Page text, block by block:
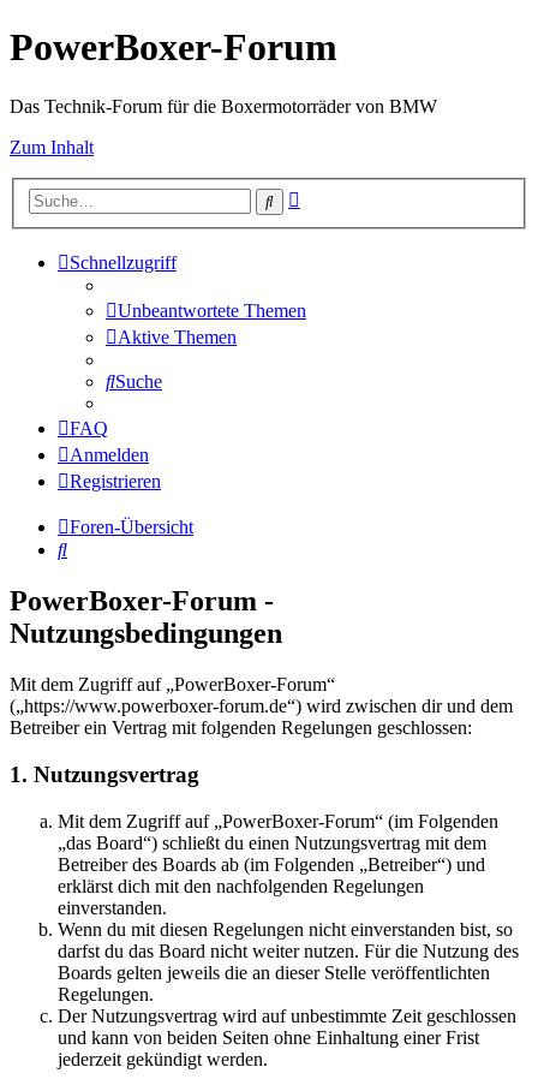
PowerBoxer-Forum
Das Technik-Forum für die Boxermotorräder von BMW
Zum Inhalt
Suche
Schnellzugriff
Unbeantwortete Themen
Aktive Themen
Suche
FAQ
Anmelden
Registrieren
Foren-Übersicht
Suche
PowerBoxer-Forum -
Nutzungsbedingungen
Mit dem Zugriff auf „PowerBoxer-Forum“
(„https://www.powerboxer-forum.de“) wird zwischen dir und dem
Betreiber ein Vertrag mit folgenden Regelungen geschlossen:
1. Nutzungsvertrag
Mit dem Zugriff auf „PowerBoxer-Forum“ (im Folgenden
„das Board“) schließt du einen Nutzungsvertrag mit dem
Betreiber des Boards ab (im Folgenden „Betreiber“) und
erklärst dich mit den nachfolgenden Regelungen
einverstanden.
Wenn du mit diesen Regelungen nicht einverstanden bist, so
darfst du das Board nicht weiter nutzen. Für die Nutzung des
Boards gelten jeweils die an dieser Stelle veröffentlichten
Regelungen.
Der Nutzungsvertrag wird auf unbestimmte Zeit geschlossen
und kann von beiden Seiten ohne Einhaltung einer Frist
jederzeit gekündigt werden.